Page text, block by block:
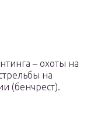
– охоты на
на
(бенчрест).